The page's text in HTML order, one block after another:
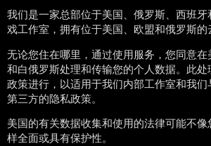
我们是一家总部位于美国、俄罗斯、西班
戏工作室，拥有位于美国、欧盟和俄罗斯的
无论您住在哪里，通过使用服务，您同意
和白俄罗斯处理和传输您的个人数据。此
政策进行，以适用于我们内部工作室和我
第三方的隐私政策。
美国的有关数据收集和使用的法律可能不
样全面或具有保护性。